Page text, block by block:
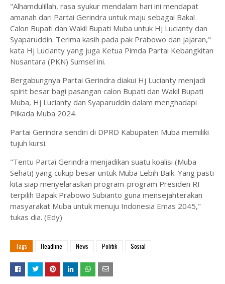
"Alhamdulillah, rasa syukur mendalam hari ini mendapat
amanah dari Partai Gerindra untuk maju sebagai Bakal
Calon Bupati dan Wakil Bupati Muba untuk Hj Lucianty dan
Syaparuddin. Terima kasih pada pak Prabowo dan jajaran,"
kata Hj Lucianty yang juga Ketua Pimda Partai Kebangkitan
Nusantara (PKN) Sumsel ini.
Bergabungnya Partai Gerindra diakui Hj Lucianty menjadi
spirit besar bagi pasangan calon Bupati dan Wakil Bupati
Muba, Hj Lucianty dan Syaparuddin dalam menghadapi
Pilkada Muba 2024.
Partai Gerindra sendiri di DPRD Kabupaten Muba memiliki
tujuh kursi.
"Tentu Partai Gerindra menjadikan suatu koalisi (Muba
Sehati) yang cukup besar untuk Muba Lebih Baik. Yang pasti
kita siap menyelaraskan program-program Presiden RI
terpilih Bapak Prabowo Subianto guna mensejahterakan
masyarakat Muba untuk menuju Indonesia Emas 2045,"
tukas dia. (Edy)
Tags Headline News Politik Sosial